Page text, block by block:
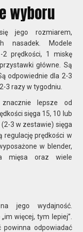
wyboru
jego rozmiarem,
nasadek. Modele
prędkości, 1 miskę
główne. Są
odpowiednie dla 2-3
3 razy w tygodniu.
lepsze od
sięga 15, 10 lub
3 w zestawie) sięga
regulację prędkości w
w blender,
mięsa oraz wiele
jego wydajność.
więcej, tym lepiej”.
odpowiadać